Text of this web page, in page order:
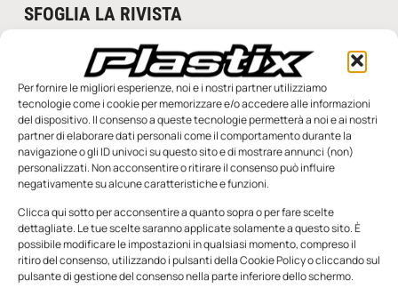
Per fornire le migliori esperienze, noi e i nostri partner utilizziamo
tecnologie come i cookie per memorizzare e/o accedere alle informazioni
del dispositivo. Il consenso a queste tecnologie permetterà a noi e ai nostri
partner di elaborare dati personali come il comportamento durante la
navigazione o gli ID univoci su questo sito e di mostrare annunci (non)
personalizzati. Non acconsentire o ritirare il consenso può influire
negativamente su alcune caratteristiche e funzioni.
Clicca qui sotto per acconsentire a quanto sopra o per fare scelte
dettagliate. Le tue scelte saranno applicate solamente a questo sito. È
possibile modificare le impostazioni in qualsiasi momento, compreso il
ritiro del consenso, utilizzando i pulsanti della Cookie Policy o cliccando sul
pulsante di gestione del consenso nella parte inferiore dello schermo.
SFOGLIA LA RIVISTA
n.5 - Giugno 2026 n.4 - Maggio 2026
Edicola Web
Notizie da Meccanicanews